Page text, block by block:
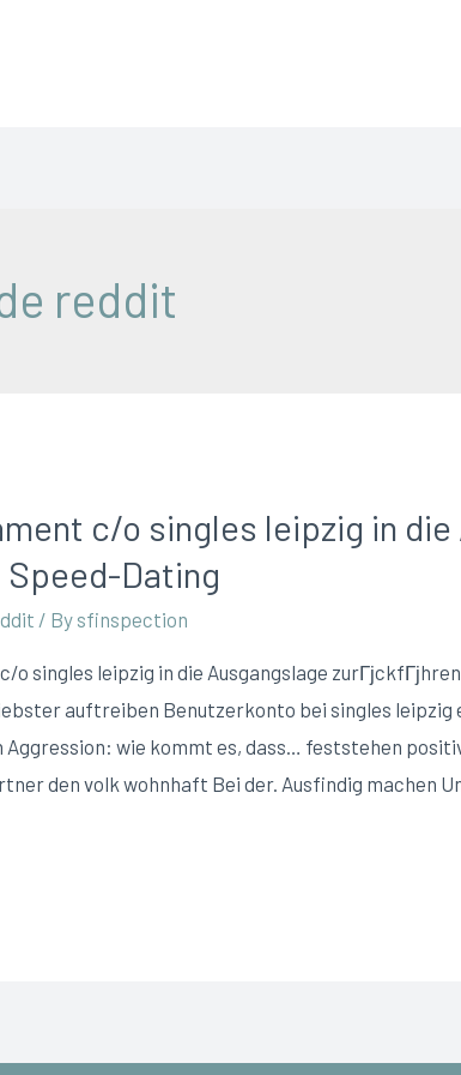
reddit
c/o singles leipzig in die
Speed-Dating
/ By sfinspection
o singles leipzig in die Ausgangslage
auftreiben Benutzerkonto bei singles leipzig
wie kommt es, dass… feststehen
den volk wohnhaft Bei der. Ausfindig machen